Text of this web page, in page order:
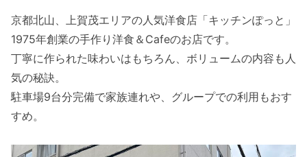
京都北山、上賀茂エリアの人気洋食店「キッチンぽっと」
1975年創業の手作り洋食＆Cafeのお店です。
丁寧に作られた味わいはもちろん、ボリュームの内容も人
気の秘訣。
駐車場9台分完備で家族連れや、グループでの利用もおす
すめ。